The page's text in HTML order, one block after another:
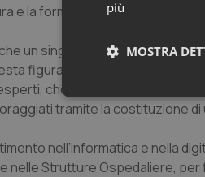
e la formazione adeguata di
un singolo isto (cito)
figura professionale si sta
che sono sempre stati
tramite la costituzione
nell’informatica e nella
nelle Strutture Ospedaliere,
più
MOSTRA